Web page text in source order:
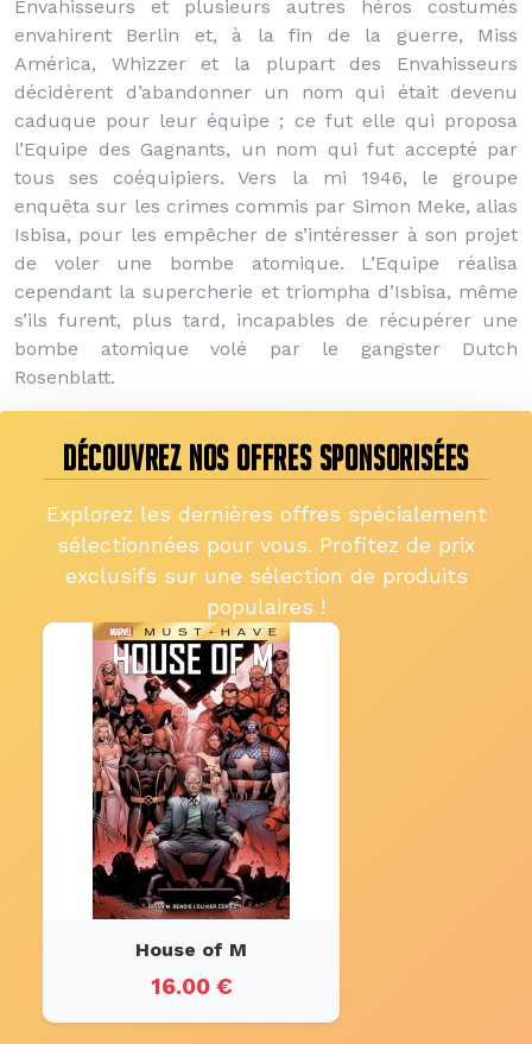
Envahisseurs et plusieurs autres héros costumés
envahirent Berlin et, à la fin de la guerre, Miss
América, Whizzer et la plupart des Envahisseurs
décidèrent d’abandonner un nom qui était devenu
caduque pour leur équipe ; ce fut elle qui proposa
l’Equipe des Gagnants, un nom qui fut accepté par
tous ses coéquipiers. Vers la mi 1946, le groupe
enquêta sur les crimes commis par Simon Meke, alias
Isbisa, pour les empêcher de s’intéresser à son projet
de voler une bombe atomique. L’Equipe réalisa
cependant la supercherie et triompha d’Isbisa, même
s’ils furent, plus tard, incapables de récupérer une
bombe atomique volé par le gangster Dutch
Rosenblatt.
DÉCOUVREZ NOS OFFRES SPONSORISÉES
Explorez les dernières offres spécialement
sélectionnées pour vous. Profitez de prix
exclusifs sur une sélection de produits
populaires !
House of M
16.00 €